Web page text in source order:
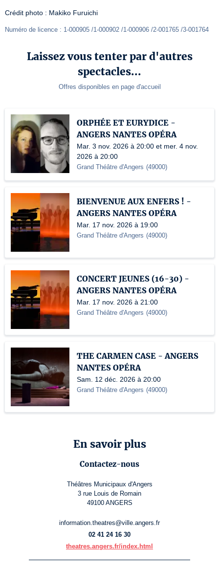
Crédit photo : Makiko Furuichi
Numéro de licence : 1-000905 /1-000902 /1-000906 /2-001765 /3-001764
Laissez vous tenter par d'autres
spectacles...
Offres disponibles en page d'accueil
ORPHÉE ET EURYDICE -
ANGERS NANTES OPÉRA
Mar. 3 nov. 2026 à 20:00 et mer. 4 nov.
2026 à 20:00
Grand Théâtre d'Angers (49000)
BIENVENUE AUX ENFERS ! -
ANGERS NANTES OPÉRA
Mar. 17 nov. 2026 à 19:00
Grand Théâtre d'Angers (49000)
CONCERT JEUNES (16-30) -
ANGERS NANTES OPÉRA
Mar. 17 nov. 2026 à 21:00
Grand Théâtre d'Angers (49000)
THE CARMEN CASE - ANGERS
NANTES OPÉRA
Sam. 12 déc. 2026 à 20:00
Grand Théâtre d'Angers (49000)
En savoir plus
Contactez-nous
Théâtres Municipaux d'Angers
3 rue Louis de Romain
49100 ANGERS
information.theatres@ville.angers.fr
02 41 24 16 30
theatres.angers.fr/index.html